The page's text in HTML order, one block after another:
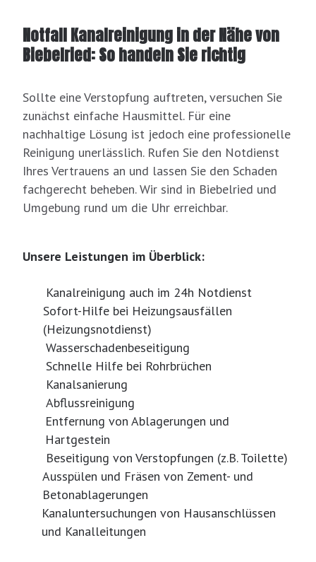
Notfall Kanalreinigung in der Nähe von
Biebelried: So handeln Sie richtig
Sollte eine Verstopfung auftreten, versuchen Sie
zunächst einfache Hausmittel. Für eine
nachhaltige Lösung ist jedoch eine professionelle
Reinigung unerlässlich. Rufen Sie den Notdienst
Ihres Vertrauens an und lassen Sie den Schaden
fachgerecht beheben. Wir sind in Biebelried und
Umgebung rund um die Uhr erreichbar.
Unsere Leistungen im Überblick:
Kanalreinigung auch im 24h Notdienst
Sofort-Hilfe bei Heizungsausfällen
(Heizungsnotdienst)
Wasserschadenbeseitigung
Schnelle Hilfe bei Rohrbrüchen
Kanalsanierung
Abflussreinigung
Entfernung von Ablagerungen und
Hartgestein
Beseitigung von Verstopfungen (z.B. Toilette)
Ausspülen und Fräsen von Zement- und
Betonablagerungen
Kanaluntersuchungen von Hausanschlüssen
und Kanalleitungen